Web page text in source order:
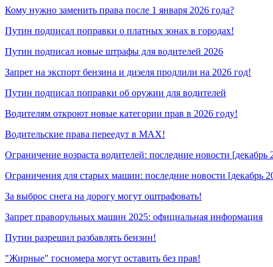
Кому нужно заменить права после 1 января 2026 года?
Путин подписал поправки о платных зонах в городах!
Путин подписал новые штрафы для водителей 2026
Запрет на экспорт бензина и дизеля продлили на 2026 год!
Путин подписал поправки об оружии для водителей
Водителям откроют новые категории прав в 2026 году!
Водительские права переедут в MAX!
Ограничение возраста водителей: последние новости [декабрь
Ограничения для старых машин: последние новости [декабрь
За выброс снега на дорогу могут оштрафовать!
Запрет праворульных машин 2025: официальная информация
Путин разрешил разбавлять бензин!
"Жирные" госномера могут оставить без прав!